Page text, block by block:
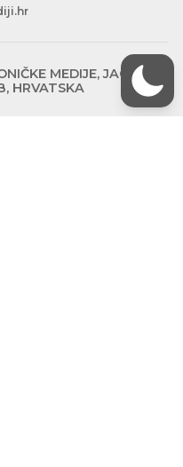
MEDIJE, JAGIĆEVA
HRVATSKA